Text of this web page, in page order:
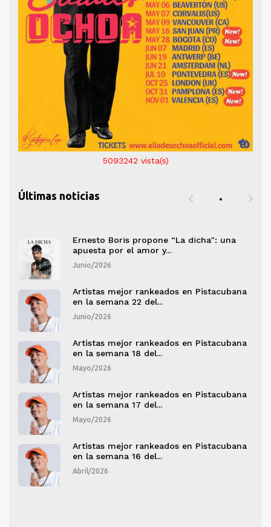
5093242 vista(s)
Últimas noticias
Ernesto Boris propone “La dicha”: una
apuesta por el amor y...
Junio/2026
Artistas mejor rankeados en Pistacubana
en la semana 22 del...
Junio/2026
Artistas mejor rankeados en Pistacubana
en la semana 18 del...
Mayo/2026
Artistas mejor rankeados en Pistacubana
en la semana 17 del...
Mayo/2026
Artistas mejor rankeados en Pistacubana
en la semana 16 del...
Abril/2026